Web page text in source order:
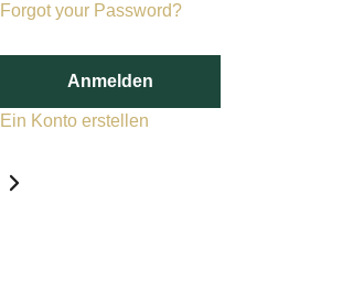
Forgot your Password?
Anmelden
Ein Konto erstellen